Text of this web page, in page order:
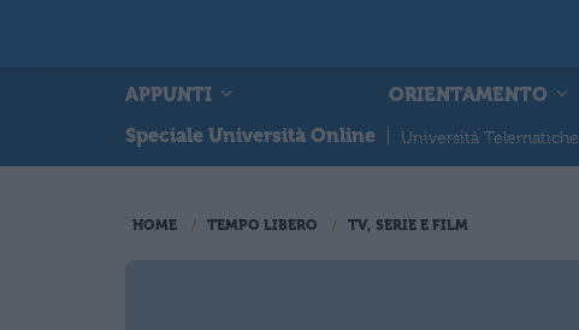
APPUNTI ORIENTAMENTO
Speciale Università Online
Università Telematiche
HOME TEMPO LIBERO TV, SERIE E FILM